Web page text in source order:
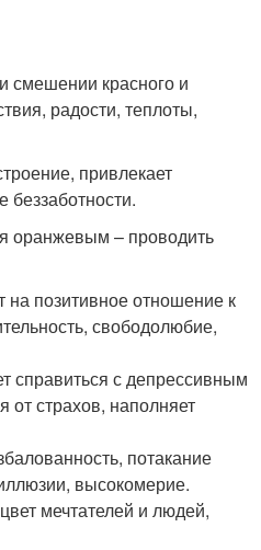
смешении красного и
радости, теплоты,
привлекает
оранжевым – проводить
позитивное отношение к
свободолюбие,
справиться с депрессивным
от страхов, наполняет
потакание
высокомерие.
мечтателей и людей,